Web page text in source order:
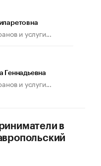
Как живет глава
рассказал Маск в
и услуги...
Геннадьевна
и услуги...
в